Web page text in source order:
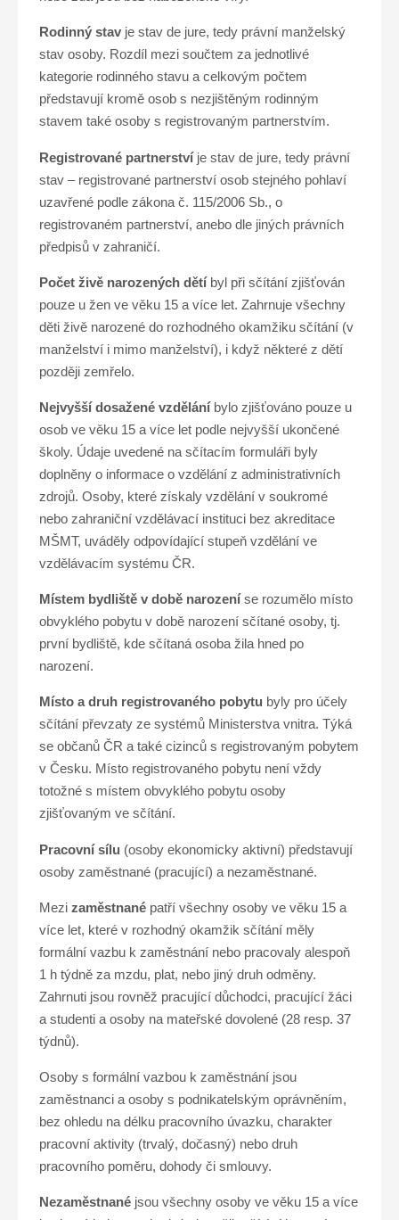
Rodinný stav je stav de jure, tedy právní manželský
stav osoby. Rozdíl mezi součtem za jednotlivé
kategorie rodinného stavu a celkovým počtem
představují kromě osob s nezjištěným rodinným
stavem také osoby s registrovaným partnerstvím.
Registrované partnerství je stav de jure, tedy právní
stav – registrované partnerství osob stejného pohlaví
uzavřené podle zákona č. 115/2006 Sb., o
registrovaném partnerství, anebo dle jiných právních
předpisů v zahraničí.
Počet živě narozených dětí byl při sčítání zjišťován
pouze u žen ve věku 15 a více let. Zahrnuje všechny
děti živě narozené do rozhodného okamžiku sčítání (v
manželství i mimo manželství), i když některé z dětí
později zemřelo.
Nejvyšší dosažené vzděláníbylo zjišťováno pouze u
osob ve věku 15 a více let podle nejvyšší ukončené
školy. Údaje uvedené na sčítacím formuláři byly
doplněny o informace o vzdělání z administrativních
zdrojů. Osoby, které získaly vzdělání v soukromé
nebo zahraniční vzdělávací instituci bez akreditace
MŠMT, uváděly odpovídající stupeň vzdělání ve
vzdělávacím systému ČR.
Místem bydliště v době narozeníse rozumělo místo
obvyklého pobytu v době narození sčítané osoby, tj.
první bydliště, kde sčítaná osoba žila hned po
narození.
Místo a druh registrovaného pobytu byly pro účely
sčítání převzaty ze systémů Ministerstva vnitra. Týká
se občanů ČR a také cizinců s registrovaným pobytem
v Česku. Místo registrovaného pobytu není vždy
totožné s místem obvyklého pobytu osoby
zjišťovaným ve sčítání.
Pracovní sílu (osoby ekonomicky aktivní) představují
osoby zaměstnané (pracující) a nezaměstnané.
Mezi zaměstnané patří všechny osoby ve věku 15 a
více let, které v rozhodný okamžik sčítání měly
formální vazbu k zaměstnání nebo pracovaly alespoň
1 h týdně za mzdu, plat, nebo jiný druh odměny.
Zahrnuti jsou rovněž pracující důchodci, pracující žáci
a studenti a osoby na mateřské dovolené (28 resp. 37
týdnů).
Osoby s formální vazbou k zaměstnání jsou
zaměstnanci a osoby s podnikatelským oprávněním,
bez ohledu na délku pracovního úvazku, charakter
pracovní aktivity (trvalý, dočasný) nebo druh
pracovního poměru, dohody či smlouvy.
Nezaměstnané jsou všechny osoby ve věku 15 a více